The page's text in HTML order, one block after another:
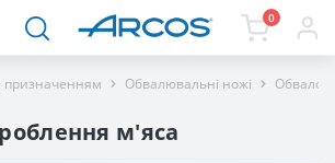
0
призначенням Обвалювальні ножі
м'яса